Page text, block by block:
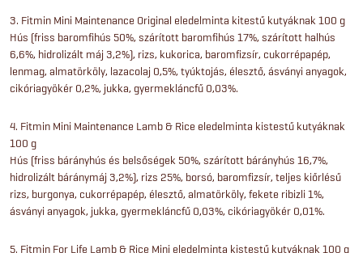
3. Fitmin Mini Maintenance Original eledelminta kitestű kutyáknak 100 g
Hús (friss baromfihús 50%, szárított baromfihús 17%, szárított halhús
6,6%, hidrolizált máj 3,2%), rizs, kukorica, baromfizsír, cukorrépapép,
lenmag, almatörköly, lazacolaj 0,5%, tyúktojás, élesztő, ásványi anyagok,
cikóriagyökér 0,2%, jukka, gyermekláncfű 0,03%.
4. Fitmin Mini Maintenance Lamb & Rice eledelminta kistestű kutyáknak
100 g
Hús (friss bárányhús és belsőségek 50%, szárított bárányhús 16,7%,
hidrolizált báránymáj 3,2%), rizs 25%, borsó, baromfizsír, teljes kiőrlésű
rizs, burgonya, cukorrépapép, élesztő, almatörköly, fekete ribizli 1%,
ásványi anyagok, jukka, gyermekláncfű 0,03%, cikóriagyökér 0,01%.
5. Fitmin For Life Lamb & Rice Mini eledelminta kistestű kutyáknak 100 g